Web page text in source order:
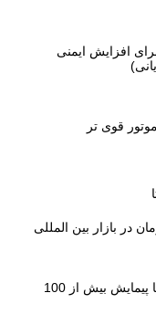
برای افزایش ایمنی
جیلی گلکسی L6 معرفی شد، سدان پاک با پیمایش بیش از 100